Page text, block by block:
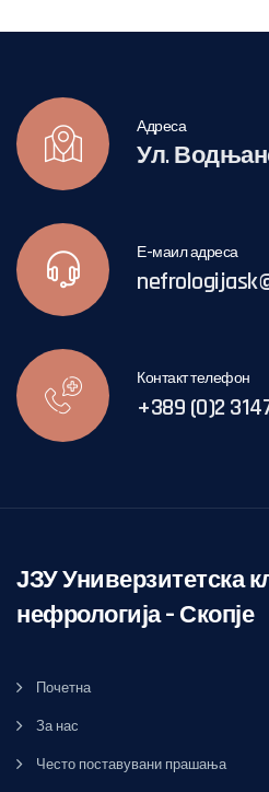
Адреса
Ул.
Е-маил адреса
Контакт телефон
+389 (0)2
ЈЗУ Универзитетска
нефрологија – Скопје
Почетна
За нас
Често поставувани прашања